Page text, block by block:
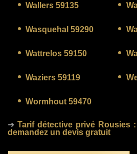
Wallers 59135
Wasquehal 59290
Wattrelos 59150
Waziers 59119
Wormhout 59470
➜Tarif détective privé Rousies
demandez un devis gratuit